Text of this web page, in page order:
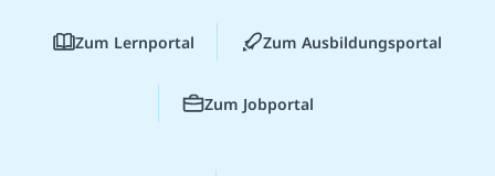
Zum Lernportal Zum Ausbildungsportal
Zum Jobportal